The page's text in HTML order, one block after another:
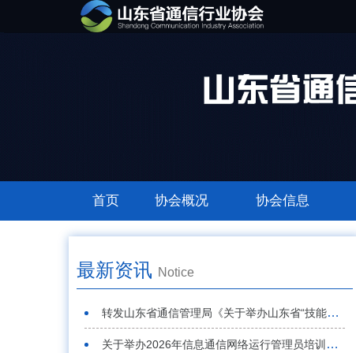
首页 协会概况 协会信息
最新资讯 Notice
转发山东省通信管理局《关于举办山东省“技能兴鲁”职业技能大赛——首届山东省通信行业“强基赋能 数智匠心”职业技能竞赛的通知》
关于举办2026年信息通信网络运行管理员培训班的通知